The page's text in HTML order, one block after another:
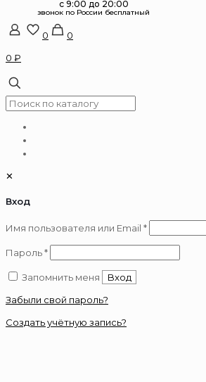
0
0
0 ₽
✕
Вход
Имя пользователя или Email *Обязательно
Пароль*Обязательно
Запомнить меня
Вход
Забыли свой пароль?
Создать учётную запись?